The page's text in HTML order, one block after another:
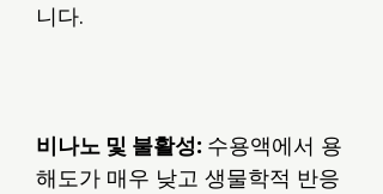
니다.
비나노 및 불활성: 수용액에서 용
해도가 매우 낮고 생물학적 반응